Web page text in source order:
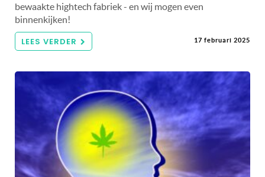
bewaakte hightech fabriek - en wij mogen even
binnenkijken!
LEES VERDER 17 februari 2025